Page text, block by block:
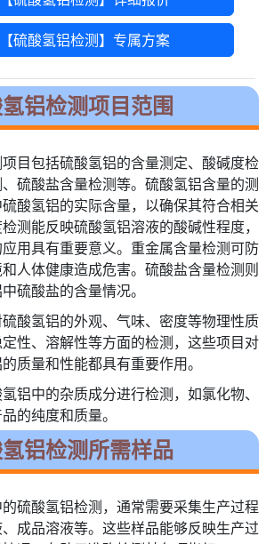
硫酸氢铝检测】专属方案
铝检测项目范围
目包括硫酸氢铝的含量测定、酸碱度检
硫酸盐含量检测等。硫酸氢铝含量的测
酸氢铝的实际含量，以确保其符合相关
测能反映硫酸氢铝溶液的酸碱性程度，
用具有重要意义。重金属含量检测可防
人体健康造成危害。硫酸盐含量检测则
硫酸盐的含量情况。
酸氢铝的外观、气味、密度等物理性质
性、溶解性等方面的检测，这些项目对
质量和性能都具有重要作用。
铝中的杂质成分进行检测，如氯化物、
的纯度和质量。
铝检测所需样品
硫酸氢铝检测，通常需要采集生产过程
成品溶液等。这些样品能够反映生产过